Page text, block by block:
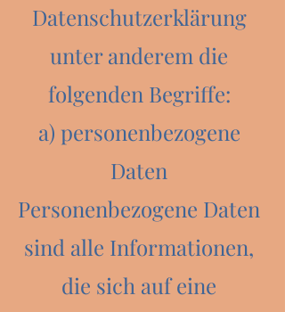
Datenschutzerklärung
unter anderem die
folgenden Begriffe:
a) personenbezogene
Daten
Personenbezogene Daten
sind alle Informationen,
die sich auf eine